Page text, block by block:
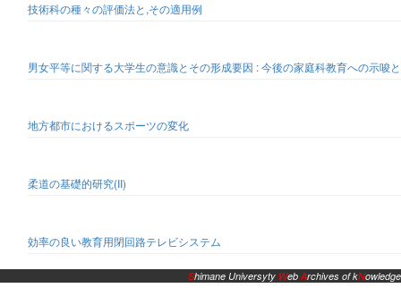
技術科の種々の評価法と,その適用例
男女平等に関する大学生の意識とその形成要因 : 今後の家庭科教育への示唆
地方都市におけるスポーツの変化
柔道の基礎的研究(II)
効率の良い教育用閉回路テレビシステム
Shimane Universyty WebArchives of kNowledge